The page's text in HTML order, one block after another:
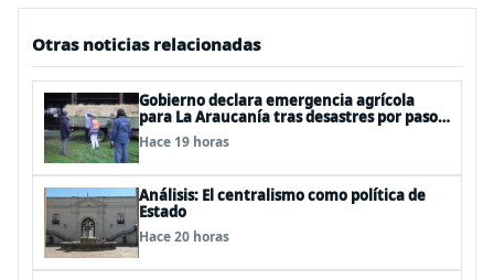
Otras noticias relacionadas
Gobierno declara emergencia agrícola
para La Araucanía tras desastres por pasos
de sistemas frontales
Hace 19 horas
Análisis: El centralismo como política de
Estado
Hace 20 horas